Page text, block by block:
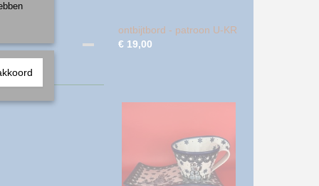
ontbijtbord - patroon U-KR
€ 19,00